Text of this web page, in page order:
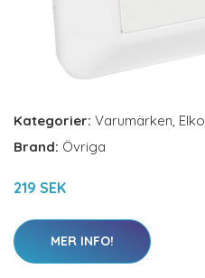
Kategorier: Varumärken, Elko
Brand: Övriga
219 SEK
MER INFO!